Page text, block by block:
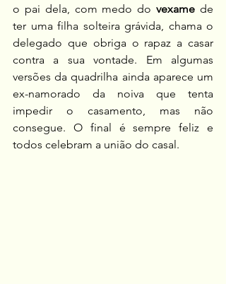
o pai dela, com medo do vexame de
ter uma filha solteira grávida, chama o
delegado que obriga o rapaz a casar
contra a sua vontade. Em algumas
versões da quadrilha ainda aparece um
ex-namorado da noiva que tenta
impedir o casamento, mas não
consegue. O final é sempre feliz e
todos celebram a união do casal.